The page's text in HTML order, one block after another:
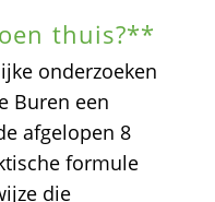
thuis?**
onderzoeken
Buren een
afgelopen 8
formule
die